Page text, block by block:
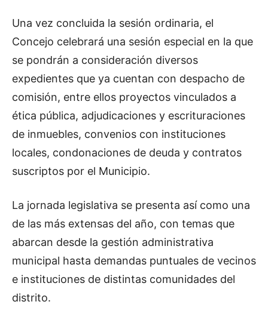
Una vez concluida la sesión ordinaria, el
Concejo celebrará una sesión especial en la que
se pondrán a consideración diversos
expedientes que ya cuentan con despacho de
comisión, entre ellos proyectos vinculados a
ética pública, adjudicaciones y escrituraciones
de inmuebles, convenios con instituciones
locales, condonaciones de deuda y contratos
suscriptos por el Municipio.
La jornada legislativa se presenta así como una
de las más extensas del año, con temas que
abarcan desde la gestión administrativa
municipal hasta demandas puntuales de vecinos
e instituciones de distintas comunidades del
distrito.